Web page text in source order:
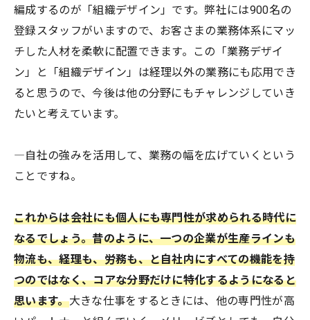
編成するのが「組織デザイン」です。弊社には900名の
登録スタッフがいますので、お客さまの業務体系にマッ
チした人材を柔軟に配置できます。この「業務デザイ
ン」と「組織デザイン」は経理以外の業務にも応用でき
ると思うので、今後は他の分野にもチャレンジしていき
たいと考えています。
―自社の強みを活用して、業務の幅を広げていくという
ことですね。
これからは会社にも個人にも専門性が求められる時代に
なるでしょう。昔のように、一つの企業が生産ラインも
物流も、経理も、労務も、と自社内にすべての機能を持
つのではなく、コアな分野だけに特化するようになると
思います。大きな仕事をするときには、他の専門性が高